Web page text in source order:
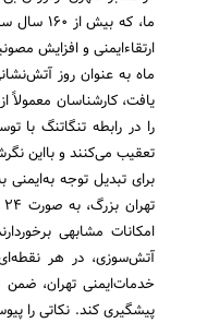
ارتقاء‌ایمنی و افزایش
ماه به عنوان روز
یافت، ‌کارشناسان
را در رابطه تنگاتنگ
تعقیب می‌کنند و با‌این
برای تبدیل توجه
امکانات مشابهی
آتش‌سوزی، در هر
خدمات‌ایمنی تهران،